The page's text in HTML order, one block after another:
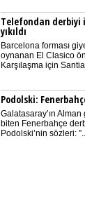
Telefondan derbiyi
yıkıldı
Barcelona forması
oynanan El Clasico
Karşılaşma için
Podolski:
Galatasaray’ın
biten Fenerbahçe
Podolski’nin sözleri: